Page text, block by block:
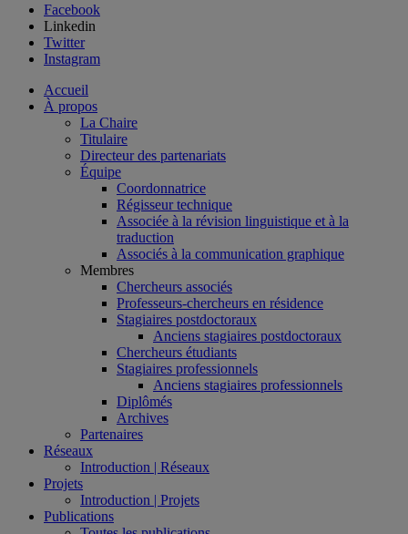
Facebook
Linkedin
Twitter
Instagram
Accueil
À propos
La Chaire
Titulaire
Directeur des partenariats
Équipe
Coordonnatrice
Régisseur technique
Associée à la révision linguistique et à la
traduction
Associés à la communication graphique
Membres
Chercheurs associés
Professeurs-chercheurs en résidence
Stagiaires postdoctoraux
Anciens stagiaires postdoctoraux
Chercheurs étudiants
Stagiaires professionnels
Anciens stagiaires professionnels
Diplômés
Archives
Partenaires
Réseaux
Introduction | Réseaux
Projets
Introduction | Projets
Publications